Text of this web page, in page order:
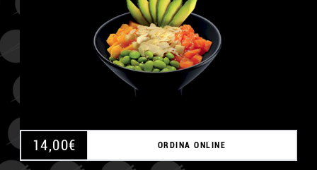
14,00€ ORDINA ONLINE